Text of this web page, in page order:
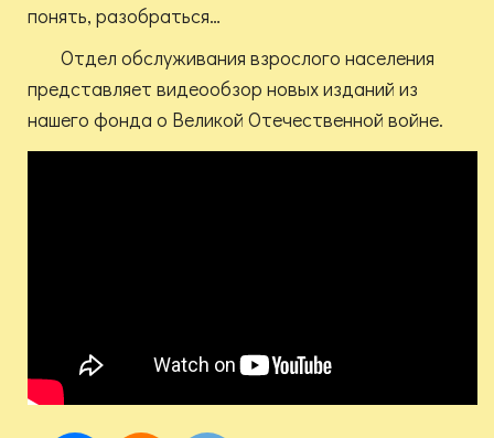
понять, разобраться…
Отдел обслуживания взрослого населения
представляет видеообзор новых изданий из
нашего фонда о Великой Отечественной войне.